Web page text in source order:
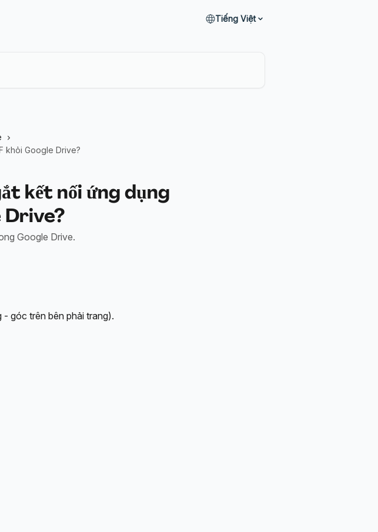
Tiếng Việt
khỏi Google Drive?
kết nối ứng dụng
Drive?
Google Drive.
góc trên bên phải trang).